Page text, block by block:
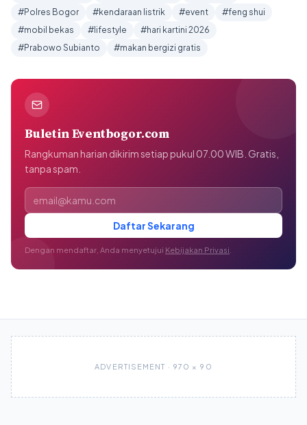
#Polres Bogor
#kendaraan listrik #event
#feng shui
#mobil bekas
#lifestyle
#hari kartini 2026
#Prabowo Subianto
#makan bergizi gratis
Buletin Eventbogor.com
Rangkuman harian dikirim setiap pukul 07.00 WIB. Gratis,
tanpa spam.
Alamat email
Daftar Sekarang
Dengan mendaftar, Anda menyetujui Kebijakan Privasi
ADVERTISEMENT · 970 × 90